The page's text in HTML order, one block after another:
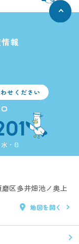
報
せください
・日
区多井畑池ノ奥上
地図を開く